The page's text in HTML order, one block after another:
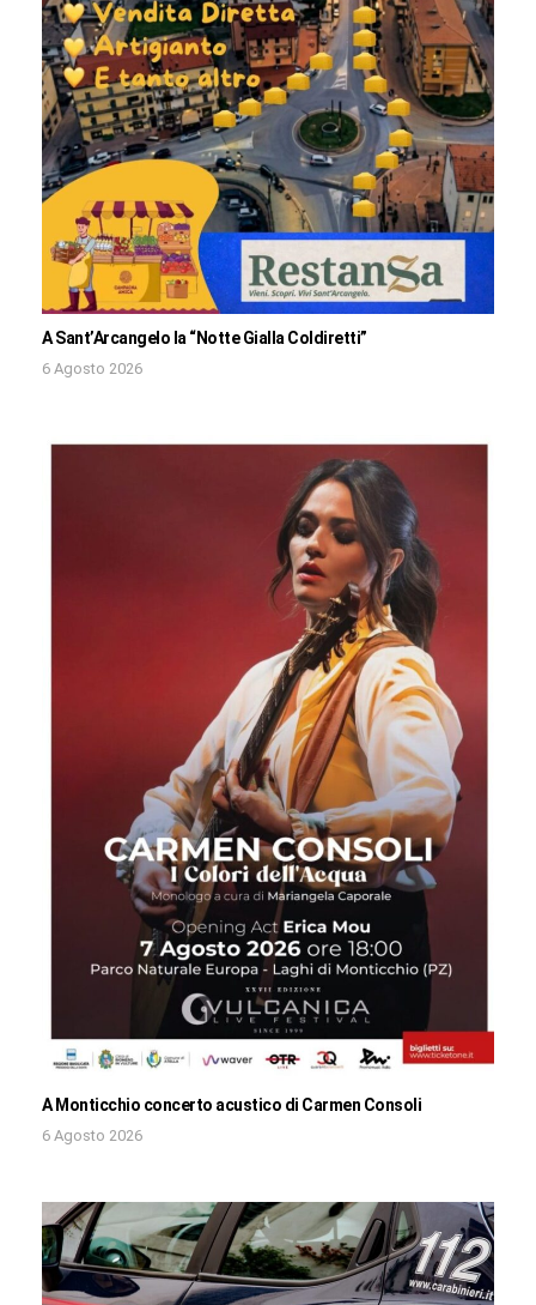
A Sant’Arcangelo la “Notte Gialla Coldiretti”
6 Agosto 2026
A Monticchio concerto acustico di Carmen Consoli
6 Agosto 2026